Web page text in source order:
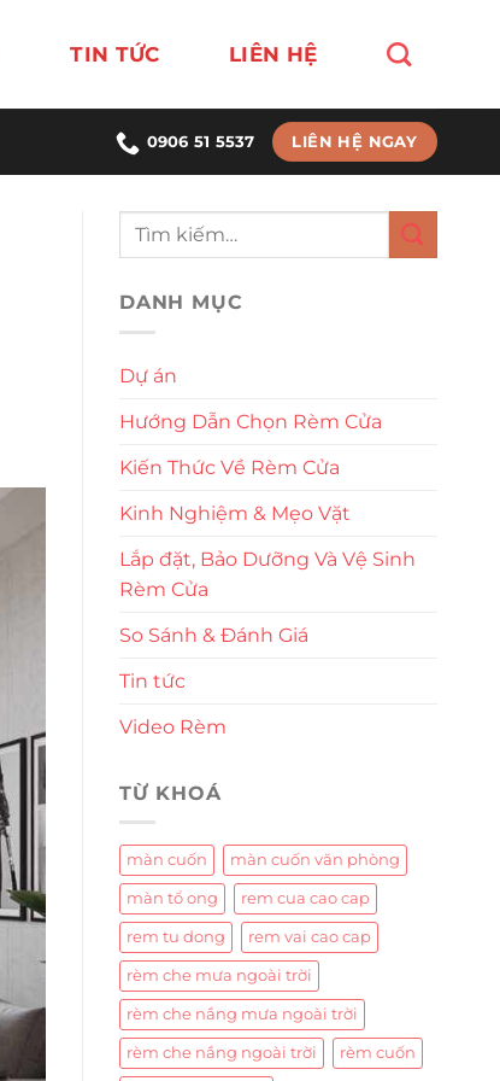
TIN TỨC LIÊN HỆ
0906 51 5537 LIÊN HỆ NGAY
DANH MỤC
Dự án
Hướng Dẫn Chọn Rèm Cửa
Kiến Thức Về Rèm Cửa
Kinh Nghiệm & Mẹo Vặt
Lắp đặt, Bảo Dưỡng Và Vệ Sinh
Rèm Cửa
So Sánh & Đánh Giá
Tin tức
Video Rèm
TỪ KHOÁ
màn cuốn màn cuốn văn phòng
màn tổ ong rem cua cao cap
rem tu dong rem vai cao cap
rèm che mưa ngoài trời
rèm che nắng mưa ngoài trời
rèm che nắng ngoài trời rèm cuốn